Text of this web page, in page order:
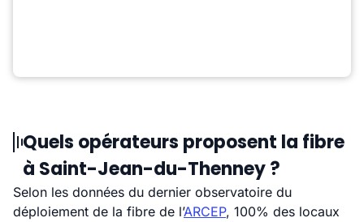
Quels opérateurs proposent la fibre
à Saint-Jean-du-Thenney ?
Selon les données du dernier observatoire du
déploiement de la fibre de l’ARCEP, 100% des locaux